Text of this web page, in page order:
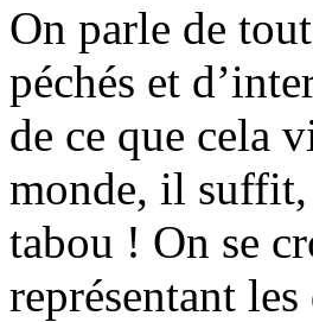
On parle de
péchés et
de ce que cela
monde, il suffit,
tabou ! On se
représentant